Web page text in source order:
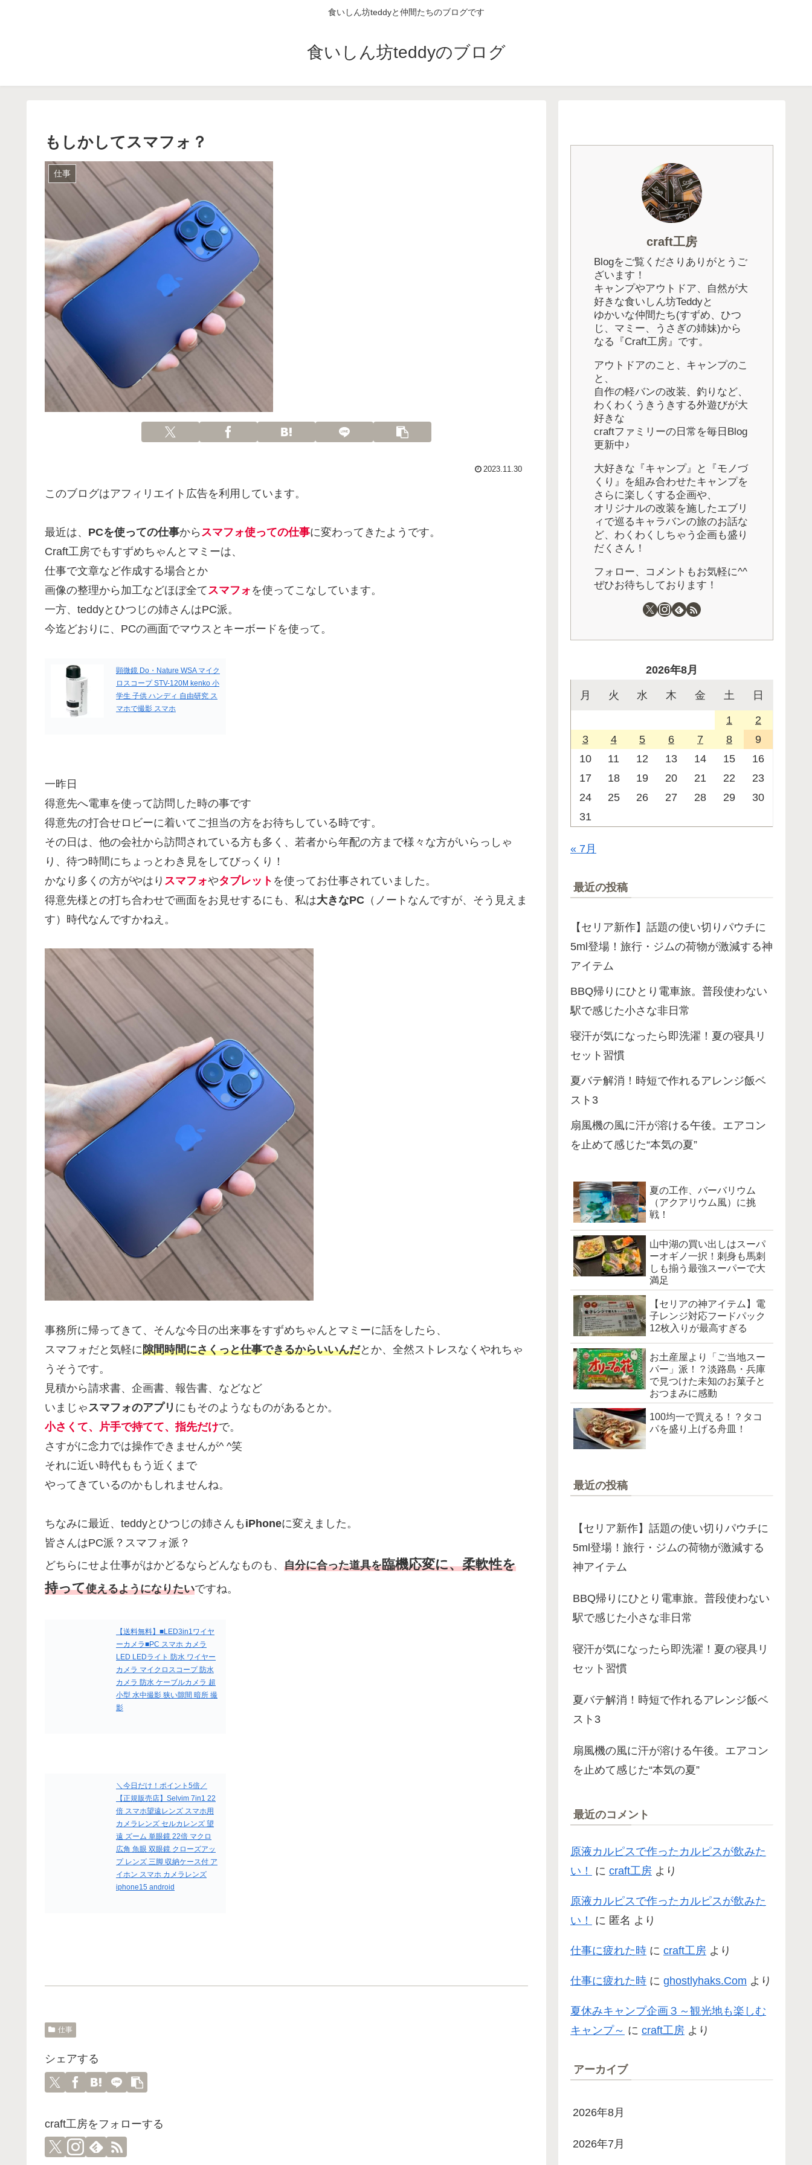
食いしん坊teddyと仲間たちのブログです
食いしん坊teddyのブログ
もしかしてスマフォ？
仕事
2023.11.30
このブログはアフィリエイト広告を利用しています。
最近は、 PCを使っての仕事から スマフォ使っての仕事に変わってきたようです。
Craft工房でもすずめちゃんとマミーは、
仕事で文章など作成する場合とか
画像の整理から加工などほぼ全てスマフォ を使ってこなしています。
一方、teddyとひつじの姉さんはPC派。
今迄どおりに、PCの画面でマウスとキーボードを使って。
顕微鏡 Do・Nature WSA マイク
ロスコープ STV-120M kenko 小
学生 子供 ハンディ 自由研究 ス
マホで撮影 スマホ
一昨日
得意先へ電車を使って訪問した時の事です
得意先の打合せロビーに着いてご担当の方をお待ちしている時です。
その日は、他の会社から訪問されている方も多く、若者から年配の方まで様々な方がいらっしゃ
り、待つ時間にちょっとわき見をしてびっくり！
かなり多くの方がやはり スマフォやタブレット を使ってお仕事されていました。
得意先様との打ち合わせで画面をお見せするにも、私は大きなPC （ノートなんですが、そう見えま
す）時代なんですかねえ。
事務所に帰ってきて、そんな今日の出来事をすずめちゃんとマミーに話をしたら、
スマフォだと気軽に隙間時間にさくっと仕事できるからいいんだとか、全然ストレスなくやれちゃ
うそうです。
見積から請求書、企画書、報告書、などなど
いまじゃ スマフォのアプリ にもそのようなものがあるとか。
小さくて、片手で持てて、指先だけで。
さすがに念力では操作できませんが^ ^笑
それに近い時代ももう近くまで
やってきているのかもしれませんね。
ちなみに最近、teddyとひつじの姉さんも iPhoneに変えました。
皆さんはPC派？スマフォ派？
どちらにせよ仕事がはかどるならどんなものも、 自分に合った道具を臨機応変に、柔軟性を
持って使えるようになりたいですね。
【送料無料】■LED3in1ワイヤ
ーカメラ■PC スマホ カメラ
LED LEDライト 防水 ワイヤー
カメラ マイクロスコープ 防水
カメラ 防水 ケーブルカメラ 超
小型 水中撮影 狭い隙間 暗所 撮
影
＼今日だけ！ポイント5倍／
【正規販売店】Selvim 7in1 22
倍 スマホ望遠レンズ スマホ用
カメラレンズ セルカレンズ 望
遠 ズーム 単眼鏡 22倍 マクロ
広角 魚眼 双眼鏡 クローズアッ
プ レンズ 三脚 収納ケース付 ア
イホン スマホ カメラレンズ
iphone15 android
仕事
シェアする
craft工房をフォローする
craft工房
Blogをご覧くださりありがとうご
ざいます！
キャンプやアウトドア、自然が大
好きな食いしん坊Teddyと
ゆかいな仲間たち(すずめ、ひつ
じ、マミー、うさぎの姉妹)から
なる『Craft工房』です。
アウトドアのこと、キャンプのこ
と、
自作の軽バンの改装、釣りなど、
わくわくうきうきする外遊びが大
好きな
craftファミリーの日常を毎日Blog
更新中♪
大好きな『キャンプ』と『モノづ
くり』を組み合わせたキャンプを
さらに楽しくする企画や、
オリジナルの改装を施したエブリ
ィで巡るキャラバンの旅のお話な
ど、わくわくしちゃう企画も盛り
だくさん！
フォロー、コメントもお気軽に^^
ぜひお待ちしております！
2026年8月
月 火 水 木 金 土 日
1
2
3
4 5 6 7 8
9
10
11 12 13 14 15
16
17
18 19 20 21 22
23
24
25 26 27 28 29
30
31
« 7月
最近の投稿
【セリア新作】話題の使い切りパウチに
5ml登場！旅行・ジムの荷物が激減する神
アイテム
BBQ帰りにひとり電車旅。普段使わない
駅で感じた小さな非日常
寝汗が気になったら即洗濯！夏の寝具リ
セット習慣
夏バテ解消！時短で作れるアレンジ飯ベ
スト3
扇風機の風に汗が溶ける午後。エアコン
を止めて感じた“本気の夏”
夏の工作、バーバリウム
（アクアリウム風）に挑
戦！
山中湖の買い出しはスーパ
ーオギノ一択！刺身も馬刺
しも揃う最強スーパーで大
満足
【セリアの神アイテム】電
子レンジ対応フードパック
12枚入りが最高すぎる
お土産屋より「ご当地スー
パー」派！？淡路島・兵庫
で見つけた未知のお菓子と
おつまみに感動
100均一で買える！？タコ
パを盛り上げる舟皿！
最近の投稿
【セリア新作】話題の使い切りパウチに
5ml登場！旅行・ジムの荷物が激減する
神アイテム
BBQ帰りにひとり電車旅。普段使わない
駅で感じた小さな非日常
寝汗が気になったら即洗濯！夏の寝具リ
セット習慣
夏バテ解消！時短で作れるアレンジ飯ベ
スト3
扇風機の風に汗が溶ける午後。エアコン
を止めて感じた“本気の夏”
最近のコメント
原液カルピスで作ったカルピスが飲みた
い！
に craft工房 より
原液カルピスで作ったカルピスが飲みた
い！
に 匿名 より
仕事に疲れた時 に craft工房 より
仕事に疲れた時 に ghostlyhaks.Com より
夏休みキャンプ企画３～観光地も楽しむ
キャンプ～ に craft工房 より
アーカイブ
2026年8月
2026年7月